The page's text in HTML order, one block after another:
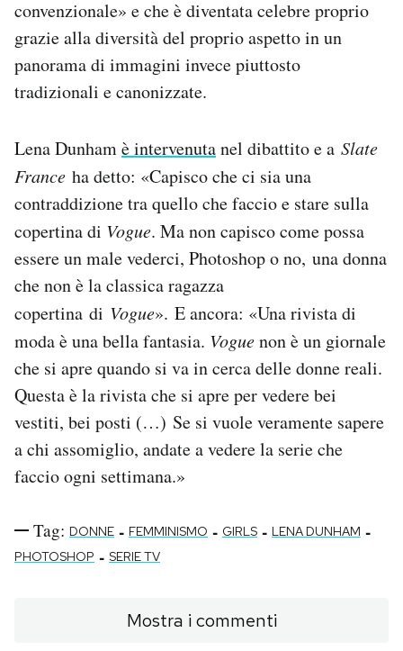
convenzionale» e che è diventata celebre proprio
grazie alla diversità del proprio aspetto in un
panorama di immagini invece piuttosto
tradizionali e canonizzate.
Lena Dunhamè intervenutanel dibattito e a Slate
France ha detto: «Capisco che ci sia una
contraddizione tra quello che faccio e stare sulla
copertina di Vogue. Ma non capisco come possa
essere un male vederci, Photoshop o no, una donna
che non è la classica ragazza
copertina di Vogue». E ancora: «Una rivista di
moda è una bella fantasia. Voguenon è un giornale
che si apre quando si va in cerca delle donne reali.
Questa è la rivista che si apre per vedere bei
vestiti, bei posti (…) Se si vuole veramente sapere
a chi assomiglio, andate a vedere la serie che
faccio ogni settimana.»
Tag: DONNE - FEMMINISMO - GIRLS - LENA DUNHAM -
PHOTOSHOP - SERIE TV
Mostra i commenti